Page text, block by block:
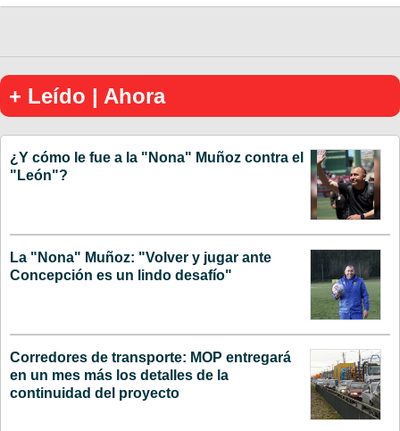
+ Leído | Ahora
¿Y cómo le fue a la "Nona" Muñoz contra el
"León"?
La "Nona" Muñoz: "Volver y jugar ante
Concepción es un lindo desafío"
Corredores de transporte: MOP entregará
en un mes más los detalles de la
continuidad del proyecto